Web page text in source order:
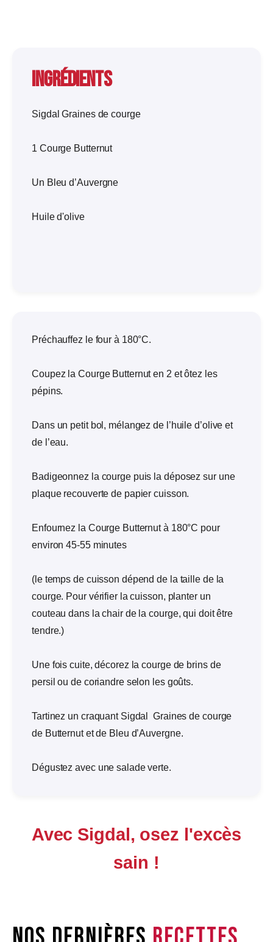
Ingrédients
Sigdal Graines de courge
1 Courge Butternut
Un Bleu d’Auvergne
Huile d'olive
Préchauffez le four à 180°C.
Coupez la Courge Butternut en 2 et ôtez les
pépins.
Dans un petit bol, mélangez de l’huile d’olive et
de l’eau.
Badigeonnez la courge puis la déposez sur une
plaque recouverte de papier cuisson.
Enfournez la Courge Butternut à 180°C pour
environ 45-55 minutes
(le temps de cuisson dépend de la taille de la
courge. Pour vérifier la cuisson, planter un
couteau dans la chair de la courge, qui doit être
tendre.)
Une fois cuite, décorez la courge de brins de
persil ou de coriandre selon les goûts.
Tartinez un craquant Sigdal Graines de courge
de Butternut et de Bleu d’Auvergne.
Dégustez avec une salade verte.
Avec Sigdal, osez l'excès
sain !